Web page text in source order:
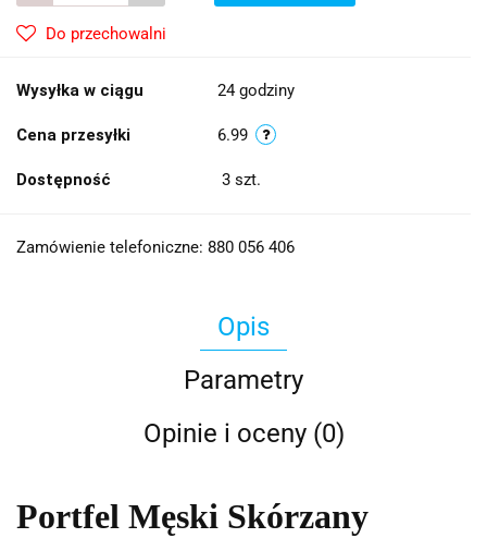
Do przechowalni
Wysyłka w ciągu 24 godziny
Cena przesyłki 6.99
Dostępność 3 szt.
Zamówienie telefoniczne: 880 056 406
Opis
Parametry
Opinie i oceny (0)
Portfel Męski Skórzany